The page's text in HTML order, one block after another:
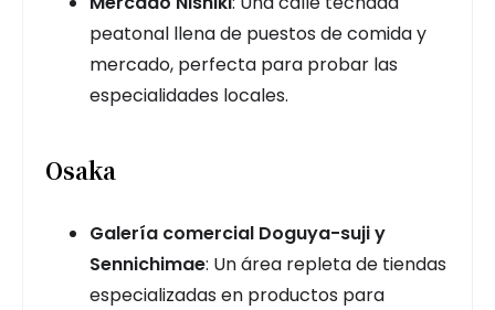
peatonal llena de puestos de comida y
mercado, perfecta para probar las
especialidades locales.
Osaka
Galería comercial Doguya-suji y
Sennichimae: Un área repleta de tiendas
especializadas en productos para